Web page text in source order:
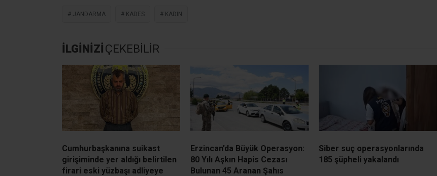
JANDARMA KADES KADIN
İLGİNİZİ ÇEKEBİLİR
Cumhurbaşkanına suikast
girişiminde yer aldığı belirtilen
firari eski yüzbaşı adliyeye
Erzincan’da Büyük Operasyon:
80 Yılı Aşkın Hapis Cezası
Bulunan 45 Aranan Şahıs
Siber suç operasyonlarında
185 şüpheli yakalandı